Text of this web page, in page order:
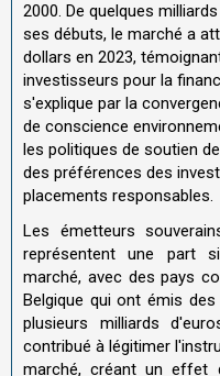
2000. De quelques
ses débuts, le marché a
dollars en 2023,
investisseurs pour la
s'explique par la
de conscience
les politiques de soutien
des préférences des
placements responsables.
Les émetteurs
représentent une part
marché, avec des pays
Belgique qui ont émis
plusieurs milliards
contribué à légitimer
marché, créant un effet